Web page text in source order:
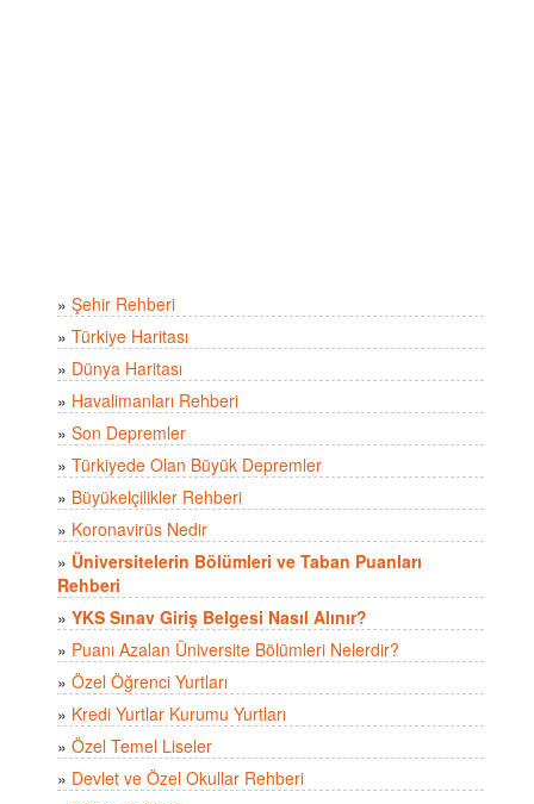
» Şehir Rehberi
» Türkiye Haritası
» Dünya Haritası
» Havalimanları Rehberi
» Son Depremler
» Türkiyede Olan Büyük Depremler
» Büyükelçilikler Rehberi
» Koronavirüs Nedir
» Üniversitelerin Bölümleri ve Taban Puanları
Rehberi
» YKS Sınav Giriş Belgesi Nasıl Alınır?
» Puanı Azalan Üniversite Bölümleri Nelerdir?
» Özel Öğrenci Yurtları
» Kredi Yurtlar Kurumu Yurtları
» Özel Temel Liseler
» Devlet ve Özel Okullar Rehberi